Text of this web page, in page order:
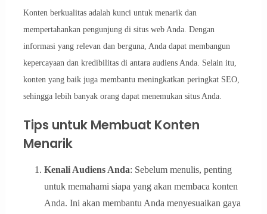
Konten berkualitas adalah kunci untuk menarik dan
mempertahankan pengunjung di situs web Anda. Dengan
informasi yang relevan dan berguna, Anda dapat membangun
kepercayaan dan kredibilitas di antara audiens Anda. Selain itu,
konten yang baik juga membantu meningkatkan peringkat SEO,
sehingga lebih banyak orang dapat menemukan situs Anda.
Tips untuk Membuat Konten
Menarik
Kenali Audiens Anda: Sebelum menulis, penting
untuk memahami siapa yang akan membaca konten
Anda. Ini akan membantu Anda menyesuaikan gaya